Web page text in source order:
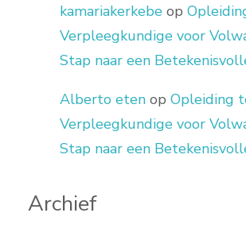
kamariakerkebe op
Verpleegkundige voor
Stap naar een
Alberto eten op Opleiding
Verpleegkundige voor
Stap naar een
Archief